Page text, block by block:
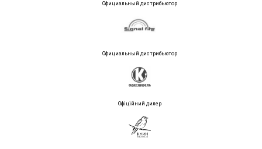
Официальный дистрибьютор
Официальный дистрибьютор
Офіційний дилер